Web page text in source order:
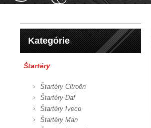
Kategórie
Štartéry
Štartéry Citroën
Štartéry Daf
Štartéry Iveco
Štartéry Man